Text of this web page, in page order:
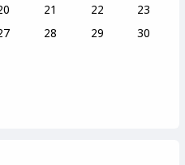
21 22
23
28 29
30